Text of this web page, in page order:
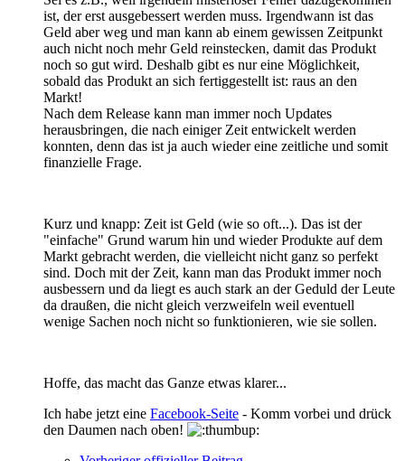
ist, der erst ausgebessert werden muss. Irgendwann ist das
Geld aber weg und man kann ab einem gewissen Zeitpunkt
auch nicht noch mehr Geld reinstecken, damit das Produkt
noch so gut wird. Deshalb gibt es nur eine Möglichkeit,
sobald das Produkt an sich fertiggestellt ist: raus an den
Markt!
Nach dem Release kann man immer noch Updates
herausbringen, die nach einiger Zeit entwickelt werden
konnten, denn das ist ja auch wieder eine zeitliche und somit
finanzielle Frage.
Kurz und knapp: Zeit ist Geld (wie so oft...). Das ist der
"einfache" Grund warum hin und wieder Produkte auf dem
Markt gebracht werden, die vielleicht nicht ganz so perfekt
sind. Doch mit der Zeit, kann man das Produkt immer noch
ausbessern und da liegt es auch stark an der Geduld der Leute
da draußen, die nicht gleich verzweifeln weil eventuell
wenige Sachen noch nicht so funktionieren, wie sie sollen.
Hoffe, das macht das Ganze etwas klarer...
Ich habe jetzt eine Facebook-Seite - Komm vorbei und drück
den Daumen nach oben!